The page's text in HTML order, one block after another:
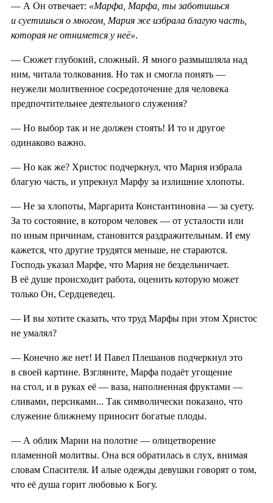
— А Он отвечает: «Марфа, Марфа, ты заботишься
и суетишься о многом, Мария же избрала благую часть,
которая не отнимется у неё».
— Сюжет глубокий, сложный. Я много размышляла над
ним, читала толкования. Но так и смогла понять —
неужели молитвенное сосредоточение для человека
предпочтительнее деятельного служения?
— Но выбор так и не должен стоять! И то и другое
одинаково важно.
— Но как же? Христос подчеркнул, что Мария избрала
благую часть, и упрекнул Марфу за излишние хлопоты.
— Не за хлопоты, Маргарита Константиновна — за суету.
За то состояние, в котором человек — от усталости или
по иным причинам, становится раздражительным. И ему
кажется, что другие трудятся меньше, не стараются.
Господь указал Марфе, что Мария не бездельничает.
В её душе происходит работа, оценить которую может
только Он, Сердцеведец.
— И вы хотите сказать, что труд Марфы при этом Христос
не умалял?
— Конечно же нет! И Павел Плешанов подчеркнул это
в своей картине. Взгляните, Марфа подаёт угощение
на стол, и в руках её — ваза, наполненная фруктами —
сливами, персиками... Так символически показано, что
служение ближнему приносит богатые плоды.
— А облик Марии на полотне — олицетворение
пламенной молитвы. Она вся обратилась в слух, внимая
словам Спасителя. И алые одежды девушки говорят о том,
что её душа горит любовью к Богу.